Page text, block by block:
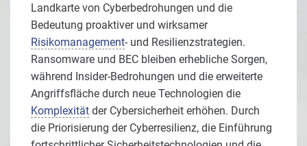
Landkarte von Cyberbedrohungen und die
Bedeutung proaktiver und wirksamer
Risikomanagement- und Resilienzstrategien.
Ransomware und BEC bleiben erhebliche Sorgen,
während Insider-Bedrohungen und die erweiterte
Angriffsfläche durch neue Technologien die
Komplexität der Cybersicherheit erhöhen. Durch
die Priorisierung der Cyberresilienz, die Einführung